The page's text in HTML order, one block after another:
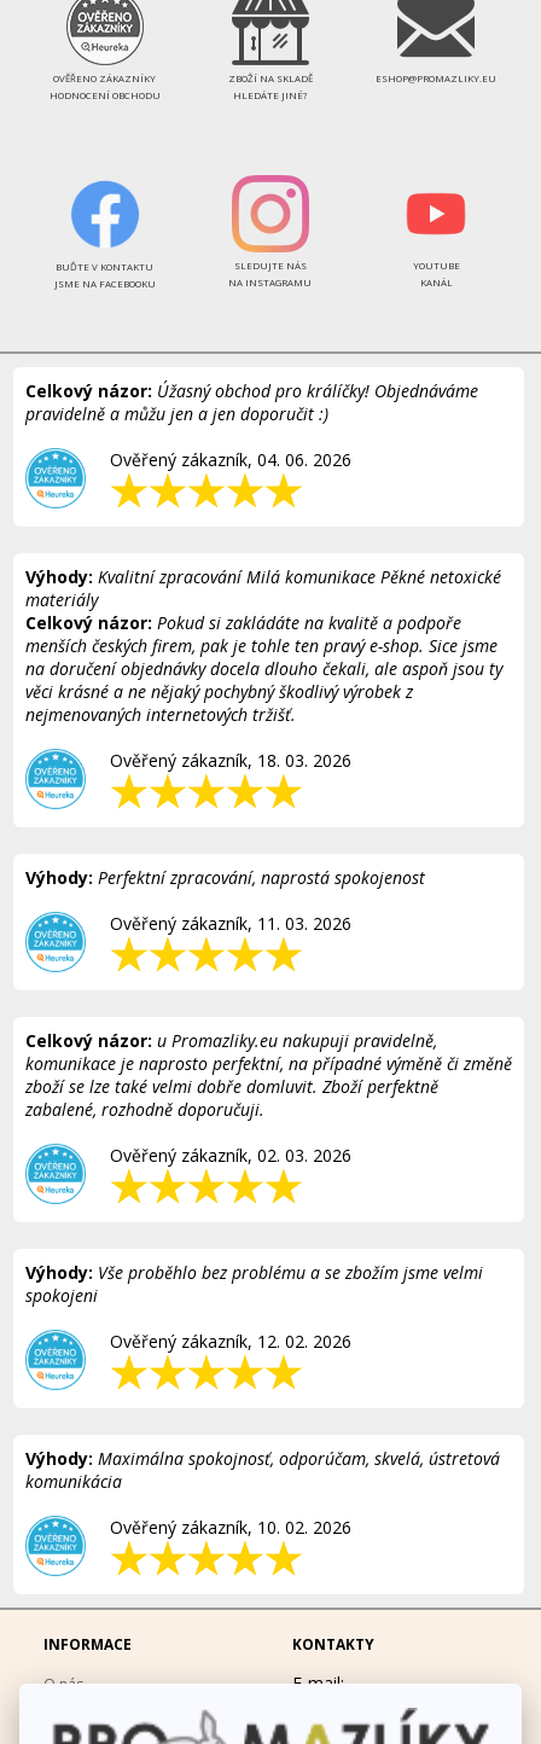
OVĚŘENO ZÁKAZNÍKY
HODNOCENÍ OBCHODU
ZBOŽÍ NA SKLADĚ
HLEDÁTE JINÉ?
ESHOP@PROMAZLIKY.EU
BUĎTE V KONTAKTU
JSME NA FACEBOOKU
SLEDUJTE NÁS
NA INSTAGRAMU
YOUTUBE
KANÁL
Celkový názor: Úžasný obchod pro králíčky! Objednáváme
pravidelně a můžu jen a jen doporučit :)
Ověřený zákazník, 04. 06. 2026
Výhody: Kvalitní zpracování Milá komunikace Pěkné netoxické
materiály
Celkový názor: Pokud si zakládáte na kvalitě a podpoře
menších českých firem, pak je tohle ten pravý e-shop. Sice jsme
na doručení objednávky docela dlouho čekali, ale aspoň jsou ty
věci krásné a ne nějaký pochybný škodlivý výrobek z
nejmenovaných internetových tržišť.
Ověřený zákazník, 18. 03. 2026
Výhody: Perfektní zpracování, naprostá spokojenost
Ověřený zákazník, 11. 03. 2026
Celkový názor: u Promazliky.eu nakupuji pravidelně,
komunikace je naprosto perfektní, na případné výměně či změně
zboží se lze také velmi dobře domluvit. Zboží perfektně
zabalené, rozhodně doporučuji.
Ověřený zákazník, 02. 03. 2026
Výhody: Vše proběhlo bez problému a se zbožím jsme velmi
spokojeni
Ověřený zákazník, 12. 02. 2026
Výhody: Maximálna spokojnosť, odporúčam, skvelá, ústretová
komunikácia
Ověřený zákazník, 10. 02. 2026
INFORMACE
O nás
Doprava a platba
KONTAKTY
E-mail:
eshop@promazliky.eu